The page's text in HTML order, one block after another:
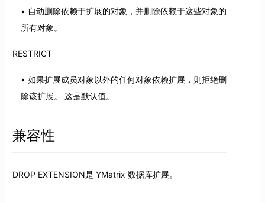
自动删除依赖于扩展的对象，并删除依赖于这些对象的
所有对象。
RESTRICT
如果扩展成员对象以外的任何对象依赖扩展，则拒绝删
除该扩展。 这是默认值。
兼容性
DROP EXTENSION是 YMatrix 数据库扩展。